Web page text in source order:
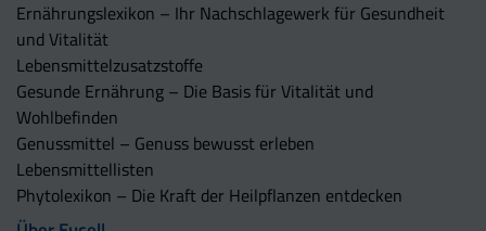
Ernährungslexikon – Ihr Nachschlagewerk für Gesundheit
und Vitalität
Lebensmittelzusatzstoffe
Gesunde Ernährung – Die Basis für Vitalität und
Wohlbefinden
Genussmittel – Genuss bewusst erleben
Lebensmittellisten
Phytolexikon – Die Kraft der Heilpflanzen entdecken